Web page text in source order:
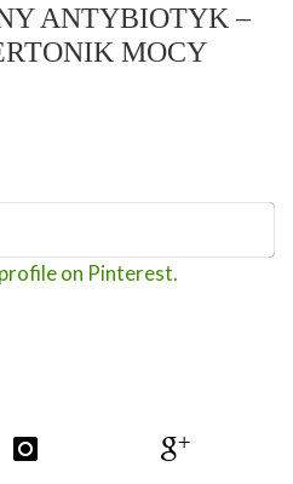
ANTYBIOTYK –
MOCY
on Pinterest.